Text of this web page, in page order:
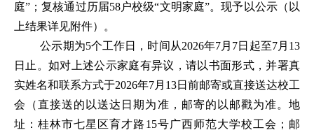
庭” ；复核通过历届58户校级“文明家庭”。现予以公示（ 以
上结果详见附件）。
公示期为5个工作日，时间从2026年7月7日起至7月13
日止。如对上述公示家庭有异议，请以书面形式，并署真
实姓名和联系方式于2026年7月 13日 前邮寄或直接送达校工
会
（直接送的以送达日期为准，邮寄的以邮戳为准。地
址：桂林市七星 区育才路 1 5号广西师范大学校工会 ；邮